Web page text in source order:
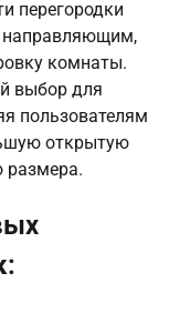
перегородки
направляющим,
комнаты.
выбор для
пользователям
открытую
размера.